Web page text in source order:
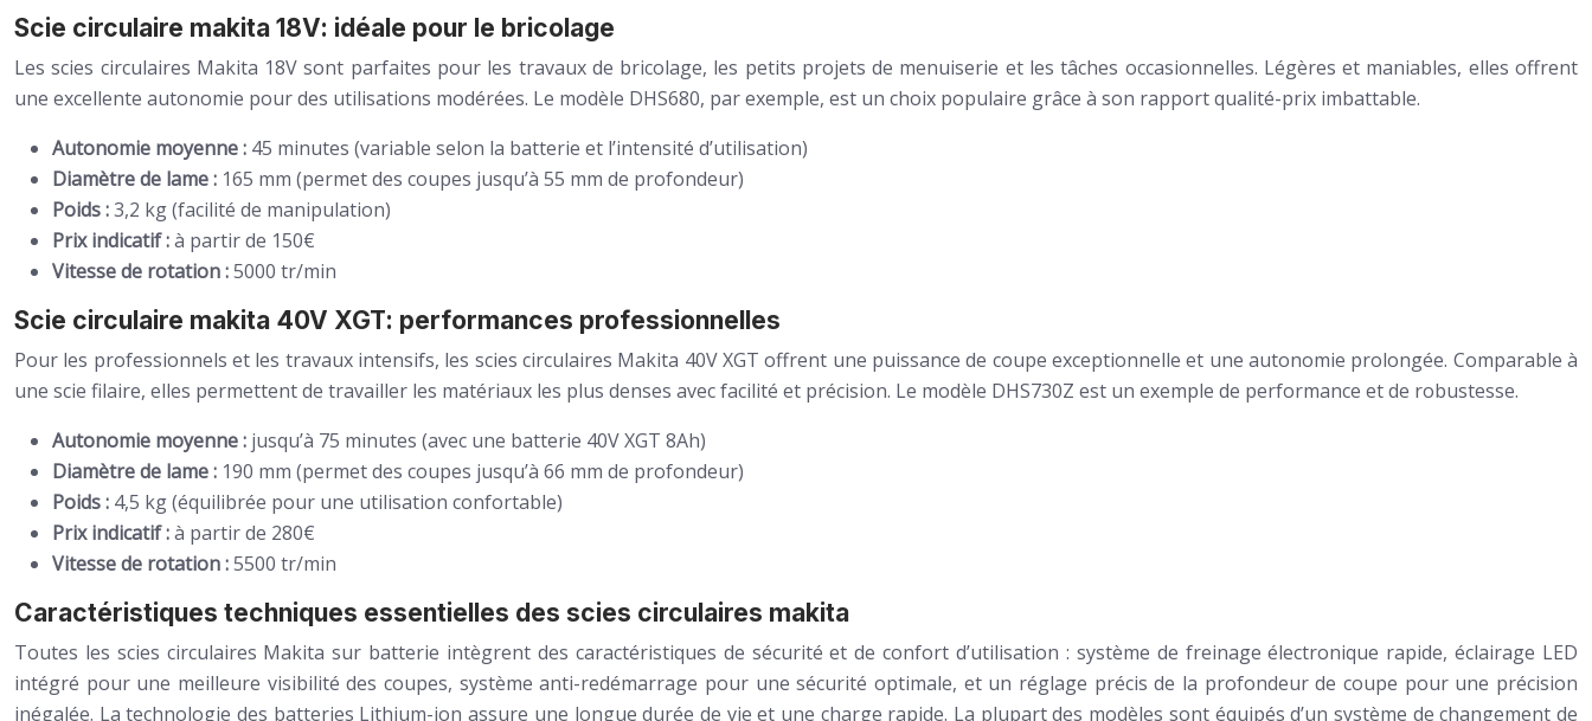
Scie circulaire makita 18V: idéale pour le bricolage
Les scies circulaires Makita 18V sont parfaites pour les travaux de bricolage, les petits projets de menuiserie et les tâches occasionnelles. Légères et maniables, elles offrent
une excellente autonomie pour des utilisations modérées. Le modèle DHS680, par exemple, est un choix populaire grâce à son rapport qualité-prix imbattable.
Autonomie moyenne : 45 minutes (variable selon la batterie et l’intensité d’utilisation)
Diamètre de lame : 165 mm (permet des coupes jusqu’à 55 mm de profondeur)
Poids :3,2 kg (facilité de manipulation)
Prix indicatif :à partir de 150€
Vitesse de rotation :5000 tr/min
Scie circulaire makita 40V XGT: performances professionnelles
Pour les professionnels et les travaux intensifs, les scies circulaires Makita 40V XGT offrent une puissance de coupe exceptionnelle et une autonomie prolongée. Comparable à
une scie filaire, elles permettent de travailler les matériaux les plus denses avec facilité et précision. Le modèle DHS730Z est un exemple de performance et de robustesse.
Autonomie moyenne : jusqu’à 75 minutes (avec une batterie 40V XGT 8Ah)
Diamètre de lame : 190 mm (permet des coupes jusqu’à 66 mm de profondeur)
Poids : 4,5 kg (équilibrée pour une utilisation confortable)
Prix indicatif :à partir de 280€
Vitesse de rotation :5500 tr/min
Caractéristiques techniques essentielles des scies circulaires makita
Toutes les scies circulaires Makita sur batterie intègrent des caractéristiques de sécurité et de confort d’utilisation : système de freinage électronique rapide, éclairage LED
intégré pour une meilleure visibilité des coupes, système anti-redémarrage pour une sécurité optimale, et un réglage précis de la profondeur de coupe pour une précision
inégalée. La technologie des batteries Lithium-ion assure une longue durée de vie et une charge rapide. La plupart des modèles sont équipés d’un système de changement de